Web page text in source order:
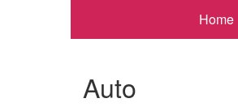
Home
Auto